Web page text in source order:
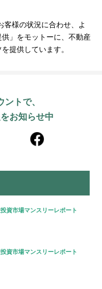
客様の状況に合わせ、よ
」をモットーに、不動産
提供しています。
トで、
お知らせ中
投資市場マンスリーレポート
投資市場マンスリーレポート